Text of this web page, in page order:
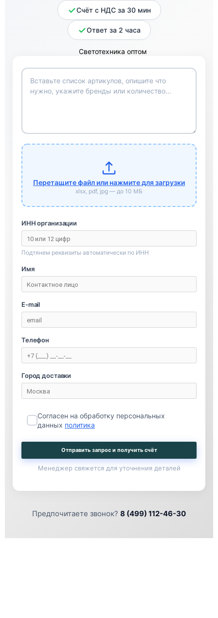
Счёт с НДС за 30 мин
Ответ за 2 часа
Перетащите файл или нажмите для загрузки
xlsx, pdf, jpg — до 10 МБ
ИНН организации
Подтянем реквизиты автоматически по ИНН
Имя
E-mail
Телефон
Город доставки
Согласен на обработку персональных
данных политика
Отправить запрос и получить счёт
Менеджер свяжется для уточнения деталей
Предпочитаете звонок? 8 (499) 112-46-30